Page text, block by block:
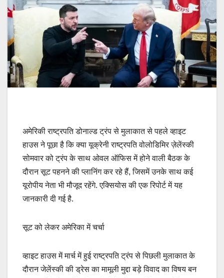
अमेरिकी राष्ट्रपति डोनाल्ड ट्रंप से मुलाकात से पहले व्हाइट
हाउस ने पूछा है कि क्या यूक्रेनी राष्ट्रपति वोलोडिमिर ज़ेलेंस्की
सोमवार को ट्रंप के साथ ओवल ऑफिस में होने वाली बैठक के
दौरान सूट पहनने की प्लानिंग कर रहे हैं, जिसमें उनके साथ कई
यूरोपीय नेता भी मौजूद रहेंगे. एक्सियोस की एक रिपोर्ट में यह
जानकारी दी गई है.
सूट को लेकर अमेरिका में चर्चा
व्हाइट हाउस में मार्च में हुई राष्ट्रपति ट्रंप से पिछली मुलाकात के
दौरान जेलेंस्की की ड्रेस का मामूली मुद्दा बड़े विवाद का विषय बन